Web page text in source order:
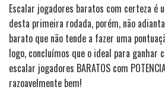
Escalar jogadores baratos com certeza é
desta primeira rodada, porém, não
barato que não tende a fazer uma
logo, concluímos que o ideal para ganhar
escalar jogadores BARATOS com
razoavelmente bem!